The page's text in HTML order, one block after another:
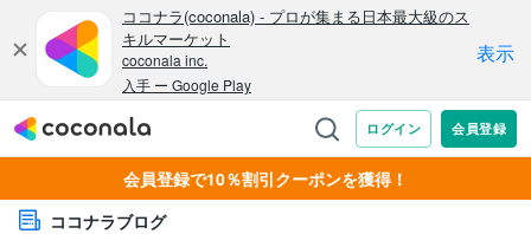
会員登録で10％割引クーポンを獲得！
ココナラブログ